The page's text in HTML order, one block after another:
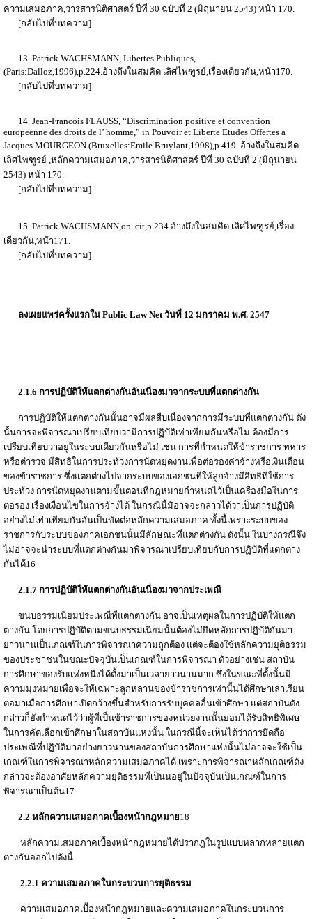
ความเสมอภาค,วารสารนิติศาสตร์ ปีที่ 30 ฉบับที่ 2 (มิถุนายน 2543) หน้า 170.
[กลับไปที่บทความ]
13. Patrick WACHSMANN, Libertes Publiques,
(Paris:Dalloz,1996),p.224.อ้างถึงในสมคิด เลิศไพฑูรย์,เรื่องเดียวกัน,หน้า170.
[กลับไปที่บทความ]
14. Jean-Francois FLAUSS, “Discrimination positive et convention
europeenne des droits de l’ homme,” in Pouvoir et Liberte Etudes Offertes a
Jacques MOURGEON (Bruxelles:Emile Bruylant,1998),p.419. อ้างถึงในสมคิด
เลิศไพฑูรย์ ,หลักความเสมอภาค,วารสารนิติศาสตร์ ปีที่ 30 ฉบับที่ 2 (มิถุนายน
2543) หน้า 170.
[กลับไปที่บทความ]
15. Patrick WACHSMANN,op. cit,p.234.อ้างถึงในสมคิด เลิศไพฑูรย์,เรื่อง
เดียวกัน,หน้า171.
[กลับไปที่บทความ]
ลงเผยแพร่ครั้งแรกใน Public Law Net วันที่ 12 มกราคม พ.ศ. 2547
2.1.6 การปฏิบัติให้แตกต่างกันอันเนื่องมาจากระบบที่แตกต่างกัน
การปฏิบัติให้แตกต่างกันนั้นอาจมีผลสืบเนื่องจากการมีระบบที่แตกต่างกัน ดัง
นั้นการจะพิจารณาเปรียบเทียบว่ามีการปฏิบัติเท่าเทียมกันหรือไม่ ต้องมีการ
เปรียบเทียบว่าอยู่ในระบบเดียวกันหรือไม่ เช่น การที่กำหนดให้ข้าราชการ ทหาร
หรือตำรวจ มีสิทธิในการประท้วงการนัดหยุดงานเพื่อต่อรองค่าจ้างหรือเงินเดือน
ของข้าราชการ ซึ่งแตกต่างไปจากระบบของเอกชนที่ให้ลูกจ้างมีสิทธิที่ใช้การ
ประท้วง การนัดหยุดงานตามขั้นตอนที่กฎหมายกำหนดไว้เป็นเครื่องมือในการ
ต่อรอง เรื่องเงื่อนไขในการจ้างได้ ในกรณีนี้มิอาจจะกล่าวได้ว่าเป็นการปฏิบัติ
อย่างไม่เท่าเทียมกันอันเป็นขัดต่อหลักความเสมอภาค ทั้งนี้เพราะระบบของ
ราชการกับระบบของภาคเอกชนนั้นมีลักษณะที่แตกต่างกัน ดังนั้น ในบางกรณีจึง
ไม่อาจจะนำระบบที่แตกต่างกันมาพิจารณาเปรียบเทียบกับการปฏิบัติที่แตกต่าง
กันได้16
2.1.7 การปฏิบัติให้แตกต่างกันอันเนื่องมาจากประเพณี
ขนบธรรมเนียมประเพณีที่แตกต่างกัน อาจเป็นเหตุผลในการปฏิบัติให้แตก
ต่างกัน โดยการปฏิบัติตามขนบธรรมเนียมนั้นต้องไม่ยึดหลักการปฏิบัติกันมา
ยาวนานเป็นเกณฑ์ในการพิจารณาความถูกต้อง แต่จะต้องใช้หลักความยุติธรรม
ของประชาชนในขณะปัจจุบันเป็นเกณฑ์ในการพิจารณา ตัวอย่างเช่น สถาบัน
การศึกษาของรับแห่งหนึ่งได้ตั้งมาเป็นเวลายาวนานมาก ซึ่งในขณะที่ตั้งนั้นมี
ความมุ่งหมายเพื่อจะให้เฉพาะลูกหลานของข้าราชการเท่านั้นได้ศึกษาเล่าเรียน
ต่อมาเมื่อการศึกษาเปิดกว้างขึ้นสำหรับการรับบุคคลอื่นเข้าศึกษา แต่สถาบันดัง
กล่าวก็ยังกำหนดไว้ว่าผู้ที่เป็นข้าราชการของหน่วยงานนั้นย่อมได้รับสิทธิพิเศษ
ในการคัดเลือกเข้าศึกษาในสถาบันแห่งนั้น ในกรณีนี้จะเห็นได้ว่าการยึดถือ
ประเพณีที่ปฏิบัติมาอย่างยาวนานของสถาบันการศึกษาแห่งนั้นไม่อาจจะใช้เป็น
เกณฑ์ในการพิจารณาหลักความเสมอภาคได้ เพราะการพิจารณาหลักเกณฑ์ดัง
กล่าวจะต้องอาศัยหลักความยุติธรรมที่เป็นนอยู่ในปัจจุบันเป็นเกณฑ์ในการ
พิจารณาเป็นต้น17
2.2 หลักความเสมอภาคเบื้องหน้ากฎหมาย18
หลักความเสมอภาคเบื้องหน้ากฎหมายได้ปรากฎในรูปแบบหลากหลายแตก
ต่างกันออกไปดังนี้
2.2.1 ความเสมอภาคในกระบวนการยุติธรรม
ความเสมอภาคเบื้องหน้ากฎหมายและความเสมอภาคในกระบวนการ